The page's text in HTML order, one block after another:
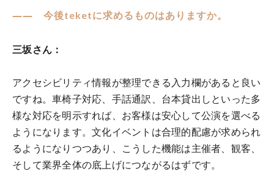
―― 今後teketに求めるものはありますか。
三坂さん：
アクセシビリティ情報が整理できる入力欄があると良い
ですね。車椅子対応、手話通訳、台本貸出しといった多
様な対応を明示すれば、お客様は安心して公演を選べる
ようになります。文化イベントは合理的配慮が求められ
るようになりつつあり、こうした機能は主催者、観客、
そして業界全体の底上げにつながるはずです。